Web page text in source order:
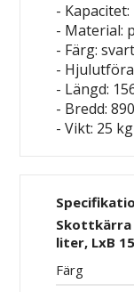
-
- Material:
- Färg: svart
-
- Längd:
- Bredd:
- Vikt: 25 kg
Skottkärra
liter, LxB
Färg